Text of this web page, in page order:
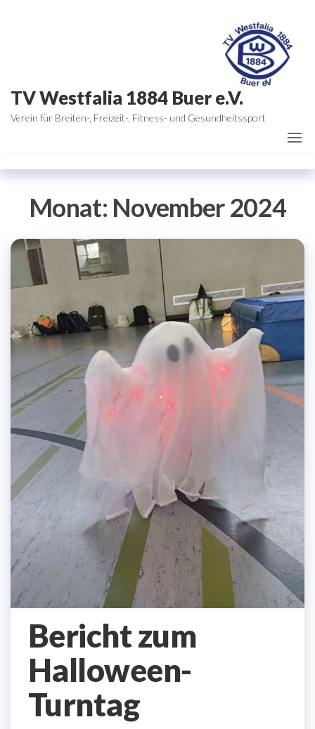
TV Westfalia 1884 Buer e.V.
Verein für Breiten-, Freizeit-, Fitness- und Gesundheitssport
Monat: November 2024
Bericht zum
Halloween-
Turntag